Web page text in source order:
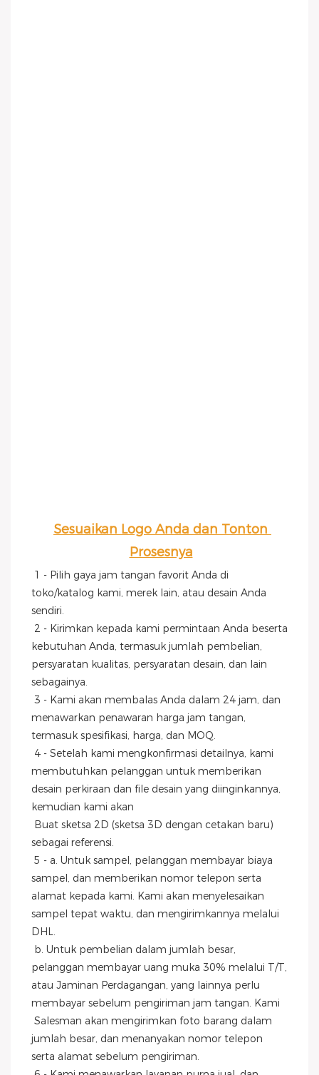
Sesuaikan Logo Anda dan Tonton
Prosesnya
1 - Pilih gaya jam tangan favorit Anda di
toko/katalog kami, merek lain, atau desain Anda
sendiri.
kebutuhan Anda, termasuk jumlah pembelian,
persyaratan kualitas, persyaratan desain, dan lain
sebagainya.
menawarkan penawaran harga jam tangan,
termasuk spesifikasi, harga, dan MOQ.
membutuhkan pelanggan untuk memberikan
desain perkiraan dan file desain yang diinginkannya,
kemudian kami akan
sebagai referensi.
sampel, dan memberikan nomor telepon serta
alamat kepada kami. Kami akan menyelesaikan
sampel tepat waktu, dan mengirimkannya melalui
DHL.
pelanggan membayar uang muka 30% melalui T/T,
atau Jaminan Perdagangan, yang lainnya perlu
membayar sebelum pengiriman jam tangan. Kami
jumlah besar, dan menanyakan nomor telepon
serta alamat sebelum pengiriman.